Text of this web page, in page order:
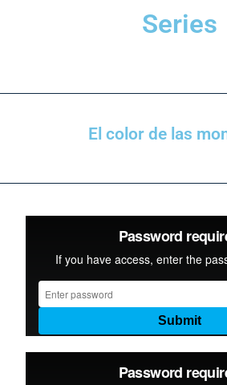
Series
El color de las